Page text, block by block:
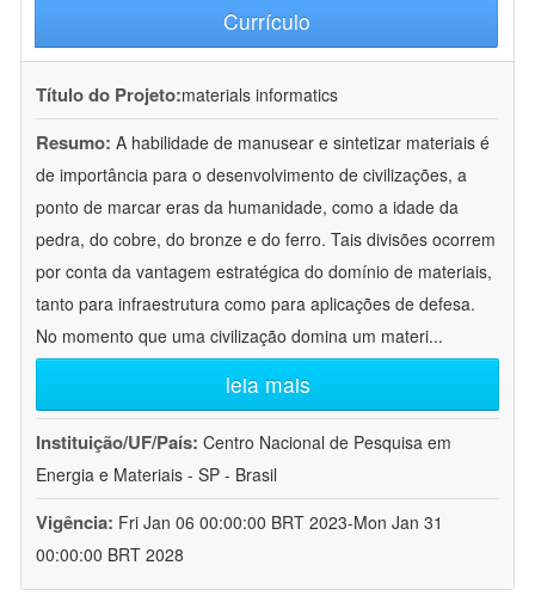
Currículo
Título do Projeto:materials informatics
Resumo: A habilidade de manusear e sintetizar materiais é
de importância para o desenvolvimento de civilizações, a
ponto de marcar eras da humanidade, como a idade da
pedra, do cobre, do bronze e do ferro. Tais divisões ocorrem
por conta da vantagem estratégica do domínio de materiais,
tanto para infraestrutura como para aplicações de defesa.
No momento que uma civilização domina um materi...
leia mais
Instituição/UF/País: Centro Nacional de Pesquisa em
Energia e Materiais - SP - Brasil
Vigência: Fri Jan 06 00:00:00 BRT 2023-Mon Jan 31
00:00:00 BRT 2028